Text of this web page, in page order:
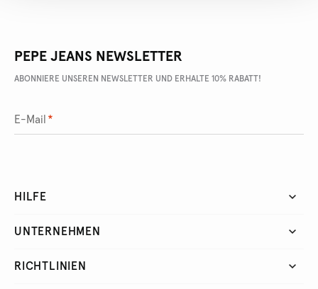
PEPE JEANS NEWSLETTER
ABONNIERE UNSEREN NEWSLETTER UND ERHALTE 10% RABATT!
E-Mail *
HILFE
UNTERNEHMEN
RICHTLINIEN